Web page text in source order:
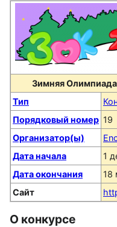
Зимняя
Тип
Порядковый номер 19
Организатор(ы)
Дата начала
1
Дата окончания
18
Сайт
О конкурсе